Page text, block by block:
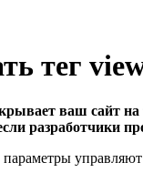
тег
ваш сайт
разработчики
параметры